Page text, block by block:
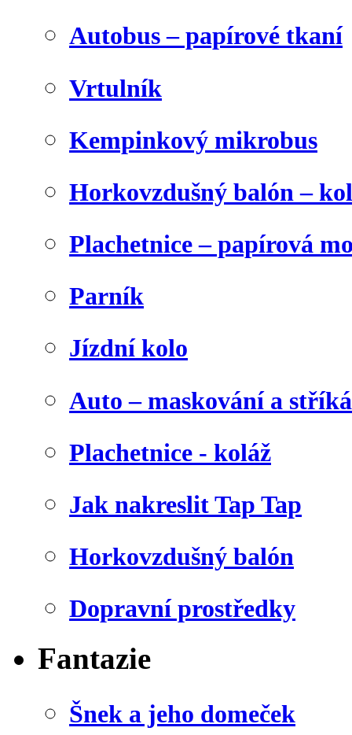
Autobus – papírové tkaní
Vrtulník
Kempinkový mikrobus
Horkovzdušný balón –
Plachetnice – papírová
Parník
Jízdní kolo
Auto – maskování a
Plachetnice - koláž
Jak nakreslit Tap Tap
Horkovzdušný balón
Dopravní prostředky
Fantazie
Šnek a jeho domeček